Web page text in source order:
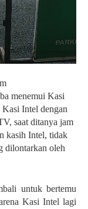
menemui Kasi
Kasi Intel dengan
saat ditanya jam
kasih Intel, tidak
dilontarkan oleh
untuk bertemu
Kasi Intel lagi